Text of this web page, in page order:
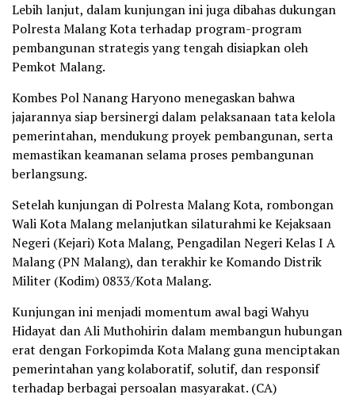
Lebih lanjut, dalam kunjungan ini juga dibahas dukungan
Polresta Malang Kota terhadap program-program
pembangunan strategis yang tengah disiapkan oleh
Pemkot Malang.
Kombes Pol Nanang Haryono menegaskan bahwa
jajarannya siap bersinergi dalam pelaksanaan tata kelola
pemerintahan, mendukung proyek pembangunan, serta
memastikan keamanan selama proses pembangunan
berlangsung.
Setelah kunjungan di Polresta Malang Kota, rombongan
Wali Kota Malang melanjutkan silaturahmi ke Kejaksaan
Negeri (Kejari) Kota Malang, Pengadilan Negeri Kelas I A
Malang (PN Malang), dan terakhir ke Komando Distrik
Militer (Kodim) 0833/Kota Malang.
Kunjungan ini menjadi momentum awal bagi Wahyu
Hidayat dan Ali Muthohirin dalam membangun hubungan
erat dengan Forkopimda Kota Malang guna menciptakan
pemerintahan yang kolaboratif, solutif, dan responsif
terhadap berbagai persoalan masyarakat. (CA)